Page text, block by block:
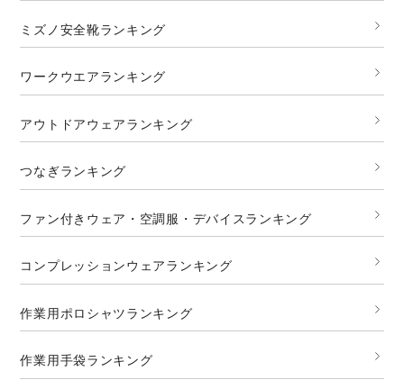
ミズノ安全靴ランキング
ワークウエアランキング
アウトドアウェアランキング
つなぎランキング
ファン付きウェア・空調服・デバイスランキング
コンプレッションウェアランキング
作業用ポロシャツランキング
作業用手袋ランキング